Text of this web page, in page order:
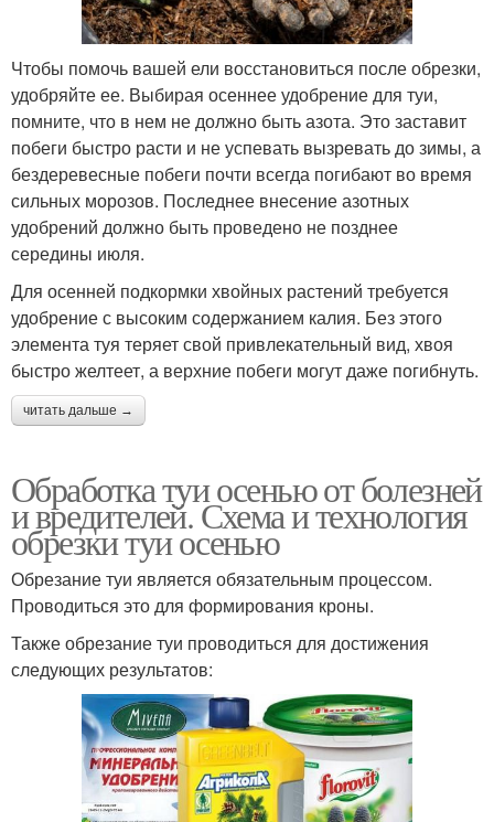
Чтобы помочь вашей ели восстановиться после обрезки,
удобряйте ее. Выбирая осеннее удобрение для туи,
помните, что в нем не должно быть азота. Это заставит
побеги быстро расти и не успевать вызревать до зимы, а
бездеревесные побеги почти всегда погибают во время
сильных морозов. Последнее внесение азотных
удобрений должно быть проведено не позднее
середины июля.
Для осенней подкормки хвойных растений требуется
удобрение с высоким содержанием калия. Без этого
элемента туя теряет свой привлекательный вид, хвоя
быстро желтеет, а верхние побеги могут даже погибнуть.
читать дальше →
Обработка туи осенью от болезней
и вредителей. Схема и технология
обрезки туи осенью
Обрезание туи является обязательным процессом.
Проводиться это для формирования кроны.
Также обрезание туи проводиться для достижения
следующих результатов: